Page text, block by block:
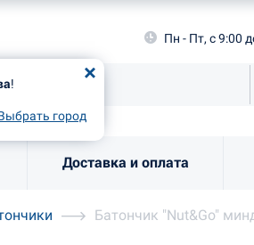
!
город
Пн - Пт, с 9:00
Доставка и оплата
городМосква
Все верно
Батончик "Nut&Go"